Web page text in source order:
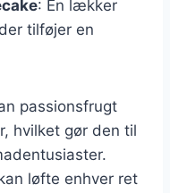
: En lækker
tilføjer en
passionsfrugt
hvilket gør den til
løfte enhver ret